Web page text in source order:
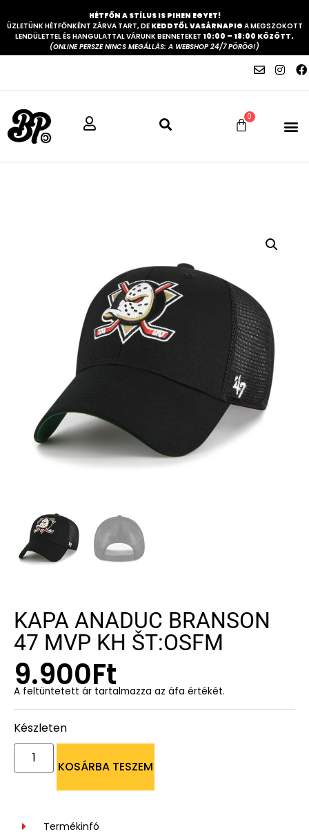
HÉTFŐN A STÍLUS IS PIHEN EGYET!
ÜZLETÜNK HÉTFŐNKÉNT ZÁRVA TART, DE KEDDTŐL VASÁRNAPIG A MEGSZOKOTT
LENDÜLETTEL ÉS HANGULATTAL VÁRUNK BENNETEKET 10:00 – 18:00 KÖZÖTT.
(ONLINE PERSZE NINCS MEGÁLLÁS: A WEBSHOP 24/7 PÖRÖG!)
0
KAPA ANADUC BRANSON
47 MVP KH ŠT:OSFM
9.900Ft
A feltüntetett ár tartalmazza az áfa értékét.
Készleten
KOSÁRBA TESZEM
Termékinfó